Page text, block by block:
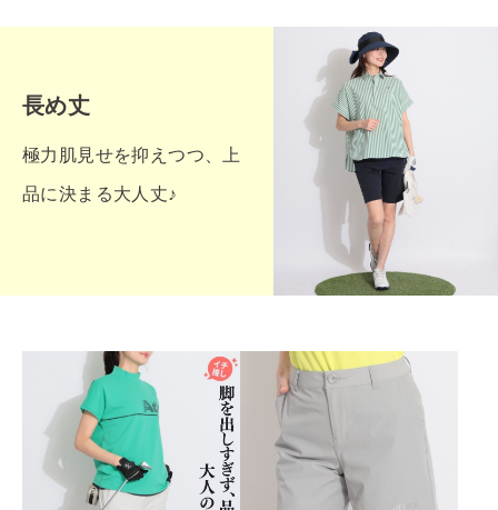
長め丈
極力肌見せを抑えつつ、上
品に決まる大人丈♪